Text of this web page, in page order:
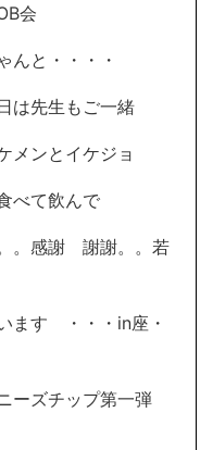
会
んと・・・・
は先生もご一緒
メンとイケジョ
べて飲んで
。感謝 謝謝。。若
す ・・・in座・
ーズチップ第一弾